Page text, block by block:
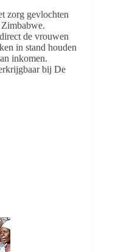
zorg gevlochten
de vrouwen
in stand houden
inkomen.
bij De